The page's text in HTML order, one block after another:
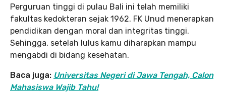
Perguruan tinggi di pulau Bali ini telah memiliki
fakultas kedokteran sejak 1962. FK Unud menerapkan
pendidikan dengan moral dan integritas tinggi.
Sehingga, setelah lulus kamu diharapkan mampu
mengabdi di bidang kesehatan.
Baca juga: Universitas Negeri di Jawa Tengah, Calon
Mahasiswa Wajib Tahu!